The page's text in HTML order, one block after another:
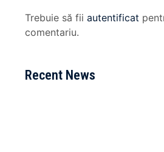
Trebuie să fiiautentificat
comentariu.
Recent News